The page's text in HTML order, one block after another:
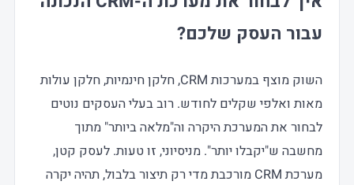
עבור העסק שלכם?
השוק מוצף במערכות CRM, חלקן חינמיות, חלקן עולות
מאות ואלפי שקלים לחודש. רוב בעלי העסקים נוטים
לבחור את המערכת היקרה וה"מלאה ביותר" מתוך
מחשבה ש"יקבלו יותר". מניסיוני, זו טעות. לעסק קטן,
מערכת CRM מורכבת מדי רק תיצור בלבול, תהיה יקרה